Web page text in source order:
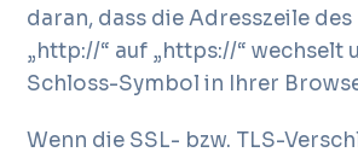
daran, dass die Adresszeile
„http://“ auf „https://“ wechselt
Schloss-Symbol in Ihrer
Wenn die SSL- bzw. TLS-